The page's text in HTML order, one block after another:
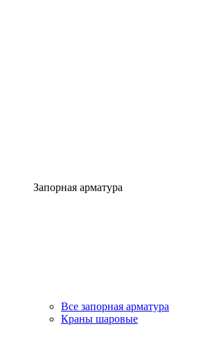
Запорная арматура
Все запорная арматура
Краны шаровые